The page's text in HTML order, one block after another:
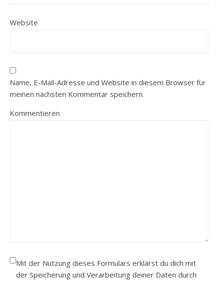
Website
Name, E-Mail-Adresse und Website in diesem Browser für
meinen nächsten Kommentar speichern.
Kommentieren
Mit der Nutzung dieses Formulars erklärst du dich mit
der Speicherung und Verarbeitung deiner Daten durch